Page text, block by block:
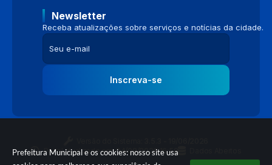
Prefeitura Municipal e os cookies: nosso site usa
Newsletter
Receba atualizações sobre serviços e notícias da cidade.
Inscreva-se
Portal atualizado em:04/08/2026 16:58